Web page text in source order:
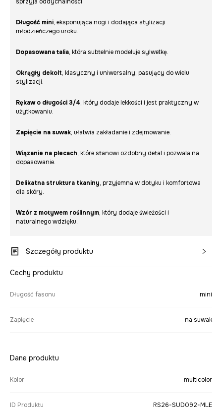
sprzyja oddychalności.
Długość mini, eksponująca nogi i dodająca stylizacji
młodzieńczego uroku.
Dopasowana talia, która subtelnie modeluje sylwetkę.
Okrągły dekolt, klasyczny i uniwersalny, pasujący do wielu
stylizacji.
Rękaw o długości 3/4, który dodaje lekkości i jest praktyczny w
użytkowaniu.
Zapięcie na suwak, ułatwia zakładanie i zdejmowanie.
Wiązanie na plecach, które stanowi ozdobny detal i pozwala na
dopasowanie.
Delikatna struktura tkaniny, przyjemna w dotyku i komfortowa
dla skóry.
Wzór z motywem roślinnym, który dodaje świeżości i
naturalnego wdzięku.
Szczegóły produktu
Cechy produktu
Długość fasonu mini
Zapięcie na suwak
Dane produktu
Kolor multicolor
ID Produktu RS26-SUD092-MLE